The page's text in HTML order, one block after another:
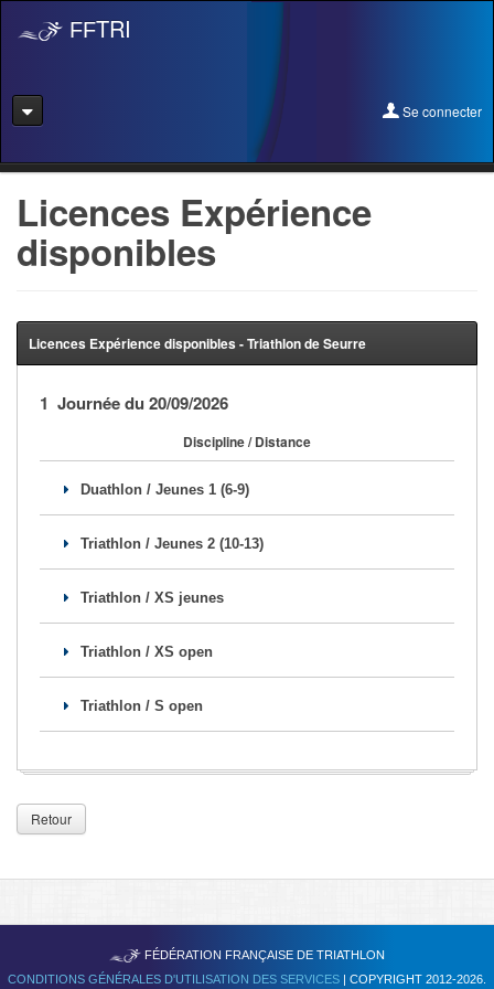
FFTRI
Se connecter
Pass Rentrée Bougez/Club
Se former
FAQ
Licences Expérience
disponibles
Licences Expérience disponibles - Triathlon de Seurre
1 Journée du 20/09/2026
Discipline / Distance
Duathlon / Jeunes 1 (6-9)
Triathlon / Jeunes 2 (10-13)
Triathlon / XS jeunes
Triathlon / XS open
Triathlon / S open
Retour
FÉDÉRATION FRANÇAISE DE TRIATHLON
CONDITIONS GÉNÉRALES D'UTILISATION DES SERVICES | COPYRIGHT 2012-2026.